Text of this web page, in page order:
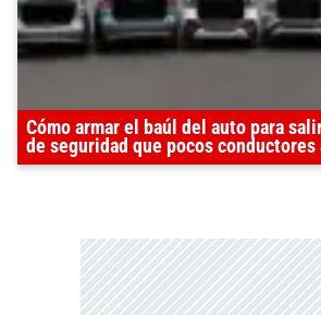
Cómo armar el baúl del auto para
de seguridad que pocos conductores